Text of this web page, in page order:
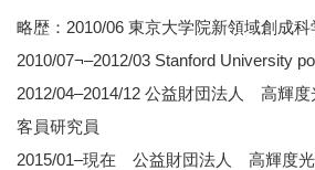
略歴：2010/06 東京大学院新領域創成
2010/07¬–2012/03 Stanford University
2012/04–2014/12 公益財団法人 高輝度
客員研究員
2015/01–現在 公益財団法人 高輝度光